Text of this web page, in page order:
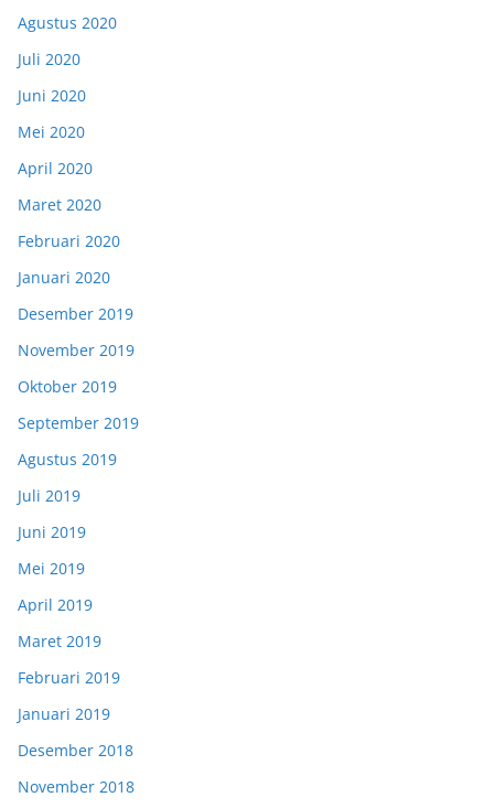
Agustus 2020
Juli 2020
Juni 2020
Mei 2020
April 2020
Maret 2020
Februari 2020
Januari 2020
Desember 2019
November 2019
Oktober 2019
September 2019
Agustus 2019
Juli 2019
Juni 2019
Mei 2019
April 2019
Maret 2019
Februari 2019
Januari 2019
Desember 2018
November 2018